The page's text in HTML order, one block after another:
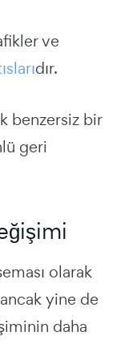
ve
dır.
benzersiz bir
geri
olarak
yine de
daha